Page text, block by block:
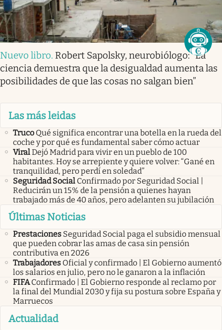
Nuevo libro. Robert Sapolsky, neurobiólogo: “La
ciencia demuestra que la desigualdad aumenta las
posibilidades de que las cosas no salgan bien”
Las más leidas
Truco Qué significa encontrar una botella en la rueda del
coche y por qué es fundamental saber cómo actuar
ViralDejó Madrid para vivir en un pueblo de 100
habitantes. Hoy se arrepiente y quiere volver: “Gané en
tranquilidad, pero perdí en soledad”
Seguridad Social Confirmado por Seguridad Social |
Reducirán un 15% de la pensión a quienes hayan
trabajado más de 40 años, pero adelanten su jubilación
Últimas Noticias
Prestaciones Seguridad Social paga el subsidio mensual
que pueden cobrar las amas de casa sin pensión
contributiva en 2026
Trabajadores Oficial y confirmado | El Gobierno aumentó
los salarios en julio, pero no le ganaron a la inflación
FIFA Confirmado | El Gobierno responde al reclamo por
la final del Mundial 2030 y fija su postura sobre España y
Marruecos
Actualidad